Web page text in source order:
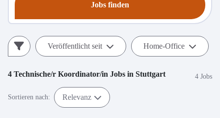
Jobs finden
Veröffentlicht seit Home-Office
4 Technische/r Koordinator/in Jobs in Stuttgart 4 Jobs
Sortieren nach: Relevanz